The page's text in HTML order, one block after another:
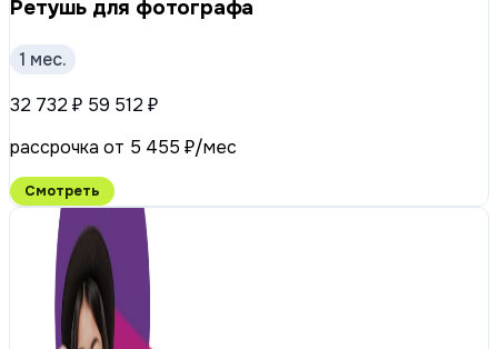
Ретушь для фотографа
1 мес.
32 732 ₽ 59 512 ₽
рассрочка от 5 455 ₽/мес
Смотреть